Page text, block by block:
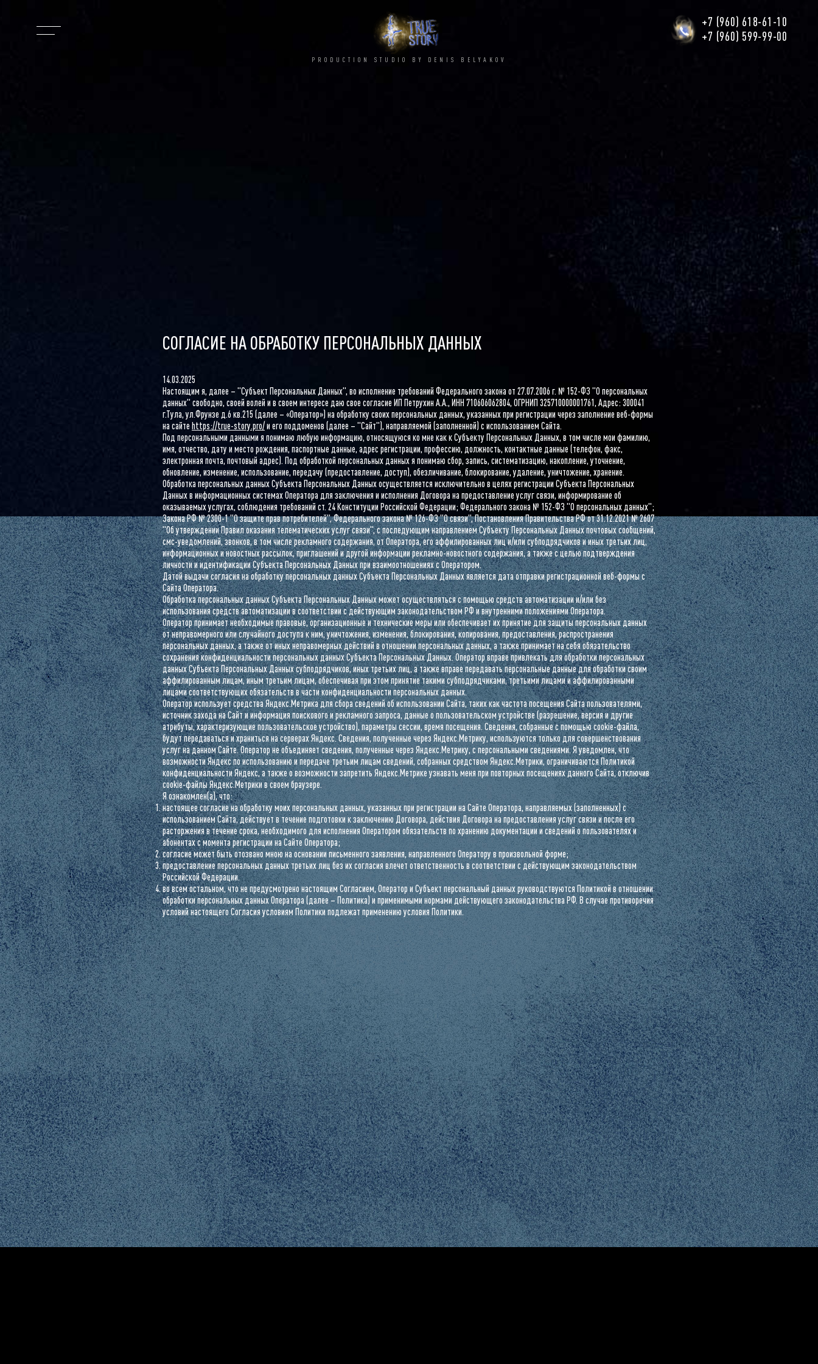
PRODUCTION STUDIO BY DENIS BELYAKOV
+7 (960) 618-61-10
+7 (960) 599-99-00
СОГЛАСИЕ НА ОБРАБОТКУ ПЕРСОНАЛЬНЫХ ДАННЫХ
14.03.2025
Настоящим я, далее – "Субъект Персональных Данных", во исполнение требований Федерального закона от 27.07.2006 г. № 152-ФЗ "О персональных
данных" свободно, своей волей и в своем интересе даю свое согласие ИП Петрухин А.А., ИНН 710606062804, ОГРНИП 325710000001761, Адрес: 300041
г.Тула, ул.Фрунзе д.6 кв.215 (далее – «Оператор») на обработку своих персональных данных, указанных при регистрации через заполнение веб-формы
на сайте https://true-story.pro/и его поддоменов (далее – "Сайт"), направляемой (заполненной) с использованием Сайта.
Под персональными данными я понимаю любую информацию, относящуюся ко мне как к Субъекту Персональных Данных, в том числе мои фамилию,
имя, отчество, дату и место рождения, паспортные данные, адрес регистрации, профессию, должность, контактные данные (телефон, факс,
электронная почта, почтовый адрес). Под обработкой персональных данных я понимаю сбор, запись, систематизацию, накопление, уточнение,
обновление, изменение, использование, передачу (предоставление, доступ), обезличивание, блокирование, удаление, уничтожение, хранение.
Обработка персональных данных Субъекта Персональных Данных осуществляется исключительно в целях регистрации Субъекта Персональных
Данных в информационных системах Оператора для заключения и исполнения Договора на предоставление услуг связи, информирование об
оказываемых услугах, соблюдения требований ст. 24 Конституции Российской Федерации; Федерального закона № 152-ФЗ "О персональных данных";
Закона РФ № 2300-1 "О защите прав потребителей", Федерального закона № 126-ФЗ "О связи", Постановления Правительства РФ от 31.12.2021 № 2607
"Об утверждении Правил оказания телематических услуг связи", с последующим направлением Субъекту Персональных Данных почтовых сообщений,
смс-уведомлений, звонков, в том числе рекламного содержания, от Оператора, его аффилированных лиц и/или субподрядчиков и иных третьих лиц,
информационных и новостных рассылок, приглашений и другой информации рекламно-новостного содержания, а также с целью подтверждения
личности и идентификации Субъекта Персональных Данных при взаимоотношениях с Оператором.
Датой выдачи согласия на обработку персональных данных Субъекта Персональных Данных является дата отправки регистрационной веб-формы с
Сайта Оператора.
Обработка персональных данных Субъекта Персональных Данных может осуществляться с помощью средств автоматизации и/или без
использования средств автоматизации в соответствии с действующим законодательством РФ и внутренними положениями Оператора.
Оператор принимает необходимые правовые, организационные и технические меры или обеспечивает их принятие для защиты персональных данных
от неправомерного или случайного доступа к ним, уничтожения, изменения, блокирования, копирования, предоставления, распространения
персональных данных, а также от иных неправомерных действий в отношении персональных данных, а также принимает на себя обязательство
сохранения конфиденциальности персональных данных Субъекта Персональных Данных. Оператор вправе привлекать для обработки персональных
данных Субъекта Персональных Данных субподрядчиков, иных третьих лиц, а также вправе передавать персональные данные для обработки своим
аффилированным лицам, иным третьим лицам, обеспечивая при этом принятие такими субподрядчиками, третьими лицами и аффилированными
лицами соответствующих обязательств в части конфиденциальности персональных данных.
Оператор использует средства Яндекс.Метрика для сбора сведений об использовании Сайта, таких как частота посещения Сайта пользователями,
источник захода на Сайт и информация поискового и рекламного запроса, данные о пользовательском устройстве (разрешение, версия и другие
атрибуты, характеризующие пользовательское устройство), параметры сессии, время посещения. Сведения, собранные с помощью cookie-файла,
будут передаваться и храниться на серверах Яндекс. Сведения, полученные через Яндекс.Метрику, используются только для совершенствования
услуг на данном Сайте. Оператор не объединяет сведения, полученные через Яндекс.Метрику, с персональными сведениями. Я уведомлен, что
возможности Яндекс по использованию и передаче третьим лицам сведений, собранных средством Яндекс.Метрики, ограничиваются Политикой
конфиденциальности Яндекс, а также о возможности запретить Яндекс.Метрике узнавать меня при повторных посещениях данного Сайта, отключив
cookie-файлы Яндекс.Метрики в своем браузере.
Я ознакомлен(а), что:
настоящее согласие на обработку моих персональных данных, указанных при регистрации на Сайте Оператора, направляемых (заполненных) с
использованием Cайта, действует в течение подготовки к заключению Договора, действия Договора на предоставления услуг связи и после его
расторжения в течение срока, необходимого для исполнения Оператором обязательств по хранению документации и сведений о пользователях и
абонентах с момента регистрации на Cайте Оператора;
согласие может быть отозвано мною на основании письменного заявления, направленного Оператору в произвольной форме;
предоставление персональных данных третьих лиц без их согласия влечет ответственность в соответствии с действующим законодательством
Российской Федерации.
во всем остальном, что не предусмотрено настоящим Согласием, Оператор и Субъект персональный данных руководствуются Политикой в отношении
обработки персональных данных Оператора (далее – Политика) и применимыми нормами действующего законодательства РФ. В случае противоречия
условий настоящего Согласия условиям Политики подлежат применению условия Политики.